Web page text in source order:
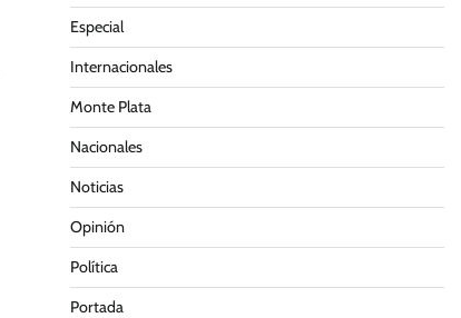
Especial
Internacionales
Monte Plata
Nacionales
Noticias
Opinión
Política
Portada